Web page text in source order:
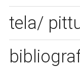
tela/